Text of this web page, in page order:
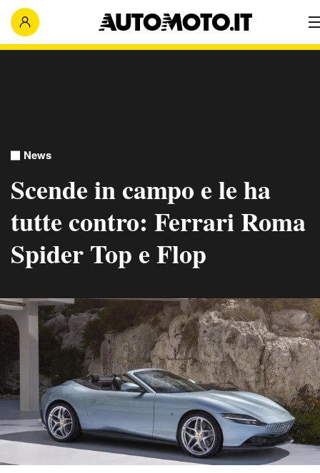
News
Scende in campo e le ha
tutte contro: Ferrari Roma
Spider Top e Flop